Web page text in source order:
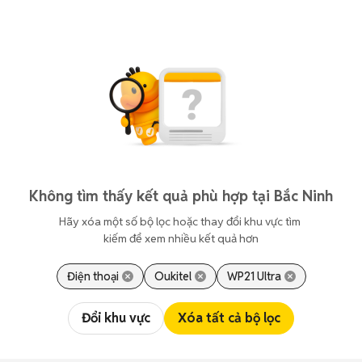
Không tìm thấy kết quả phù hợp tại Bắc Ninh
Hãy xóa một số bộ lọc hoặc thay đổi khu vực tìm
kiếm để xem nhiều kết quả hơn
Điện thoại Oukitel WP21 Ultra
Đổi khu vực Xóa tất cả bộ lọc